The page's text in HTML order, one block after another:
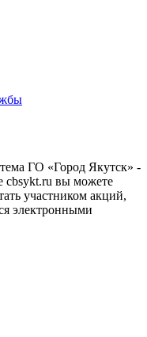
ГО «Город Якутск» -
cbsykt.ru вы можете
участником акций,
электронными